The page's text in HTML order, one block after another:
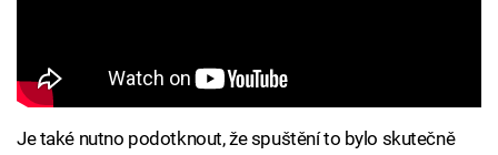
Je také nutno podotknout, že spuštění to bylo skutečně